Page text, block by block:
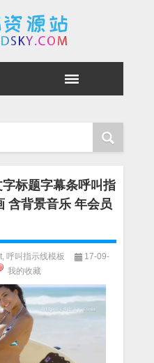
标题字幕条呼叫指
含背景音乐 年会员
呼叫指示线模板
17-09-
我的收藏